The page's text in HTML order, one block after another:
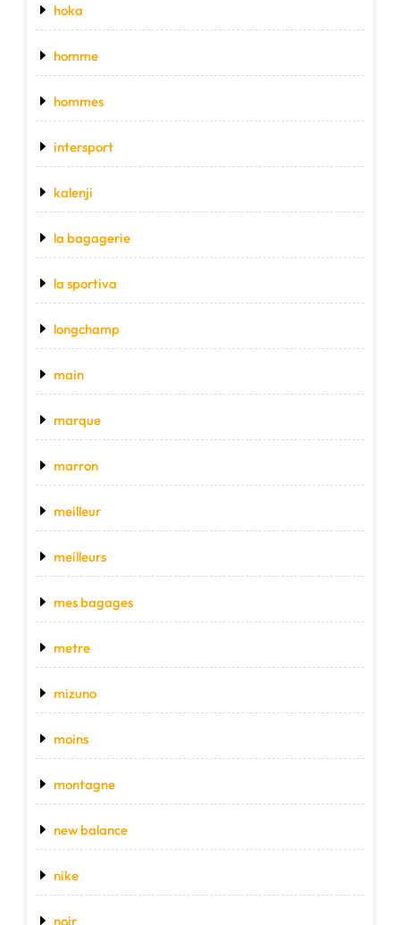
hoka
homme
hommes
intersport
kalenji
la bagagerie
la sportiva
longchamp
main
marque
marron
meilleur
meilleurs
mes bagages
metre
mizuno
moins
montagne
new balance
nike
noir